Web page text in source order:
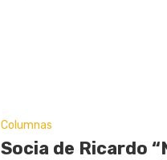
Columnas
Socia de Ricardo